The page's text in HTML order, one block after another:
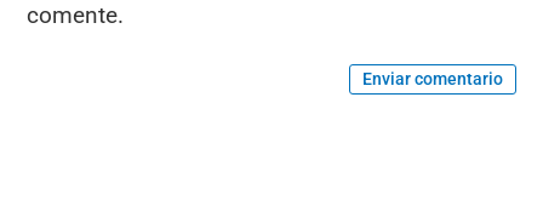
comente.
Enviar comentario